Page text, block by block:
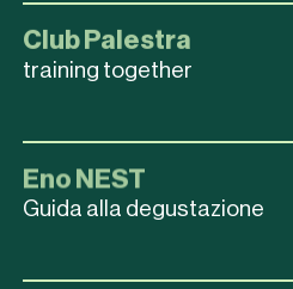
Club Palestra
training together
Eno NEST
Guida alla degustazione